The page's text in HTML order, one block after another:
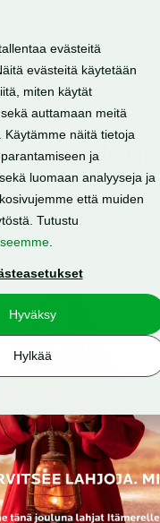
evästeitä
evästeitä käytetään
miten käytät
auttamaan meitä
Käytämme näitä tietoja
ja
luomaan analyyseja ja
että muiden
Tutustu
Hyväksy
Hylkää
joululahjat